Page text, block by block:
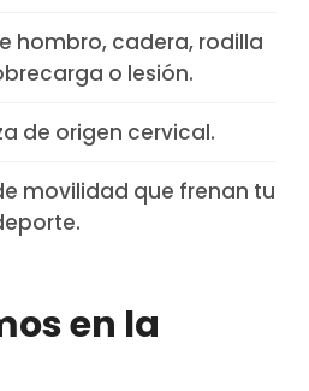
hombro, cadera, rodilla
o lesión.
de origen cervical.
movilidad que frenan tu
en la